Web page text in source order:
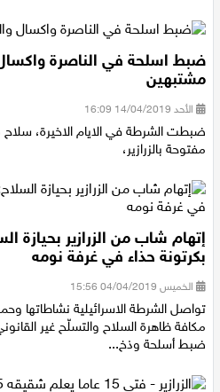
ضبط اسلحة في الناصرة واكسال
مشتبهين
الأحد 14/04/2019 16:09
ضبطت الشرطة في الايام الاخيرة،
إتهام شاب من الزرازير بحيازة
بكرتونة حذاء في غرفة نومه
الخميس 04/04/2019 15:56
تواصل الشرطة الاسرائيلية نشاطاتها
مكافة ظاهرة السلاح والتسلّح غير